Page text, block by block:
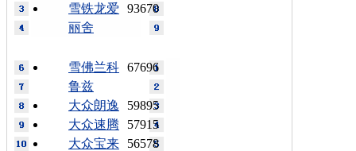
93670
雪铁龙爱
丽舍
67696
雪佛兰科
鲁兹
59895
大众朗逸
57915
大众速腾
56578
大众宝来